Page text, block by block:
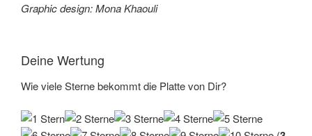
Graphic design: Mona Khaouli
Deine Wertung
Wie viele Sterne bekommt die Platte von Dir?